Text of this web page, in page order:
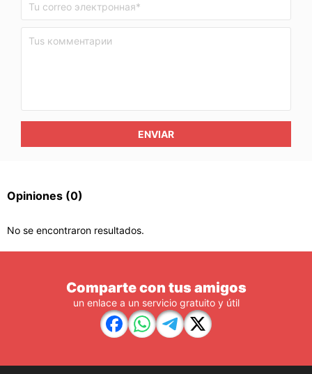
ENVIAR
Opiniones (0)
No se encontraron resultados.
Comparte con tus amigos
un enlace a un servicio gratuito y útil